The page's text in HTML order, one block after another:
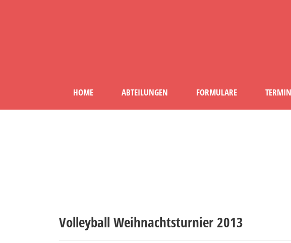
HOME ABTEILUNGEN FORMULARE
Volleyball Weihnachtsturnier 2013